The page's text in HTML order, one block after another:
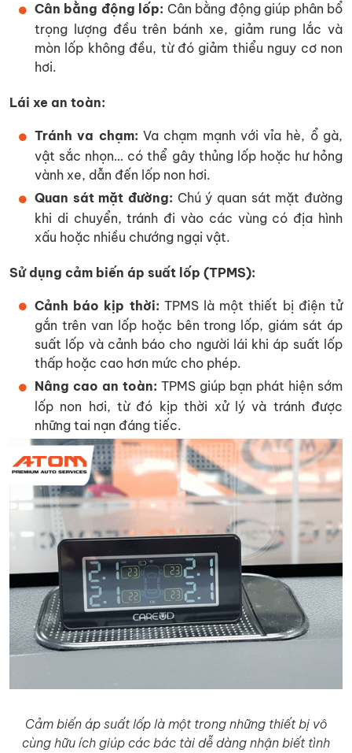
Cân bằng động lốp: Cân bằng động giúp phân bổ
trọng lượng đều trên bánh xe, giảm rung lắc và
mòn lốp không đều, từ đó giảm thiểu nguy cơ non
hơi.
Lái xe an toàn:
Tránh va chạm: Va chạm mạnh với vỉa hè, ổ gà,
vật sắc nhọn… có thể gây thủng lốp hoặc hư hỏng
vành xe, dẫn đến lốp non hơi.
Quan sát mặt đường: Chú ý quan sát mặt đường
khi di chuyển, tránh đi vào các vùng có địa hình
xấu hoặc nhiều chướng ngại vật.
Sử dụng cảm biến áp suất lốp (TPMS):
Cảnh báo kịp thời: TPMS là một thiết bị điện tử
gắn trên van lốp hoặc bên trong lốp, giám sát áp
suất lốp và cảnh báo cho người lái khi áp suất lốp
thấp hoặc cao hơn mức cho phép.
Nâng cao an toàn: TPMS giúp bạn phát hiện sớm
lốp non hơi, từ đó kịp thời xử lý và tránh được
những tai nạn đáng tiếc.
Cảm biến áp suất lốp là một trong những thiết bị vô
cùng hữu ích giúp các bác tài dễ dàng nhận biết tình